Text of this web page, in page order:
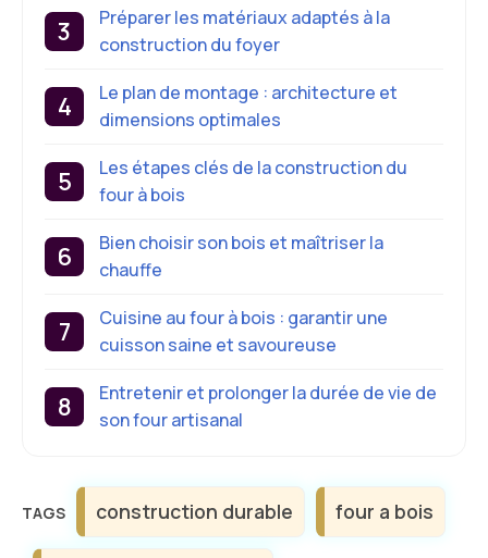
Préparer les matériaux adaptés à la
construction du foyer
Le plan de montage : architecture et
dimensions optimales
Les étapes clés de la construction du
four à bois
Bien choisir son bois et maîtriser la
chauffe
Cuisine au four à bois : garantir une
cuisson saine et savoureuse
Entretenir et prolonger la durée de vie de
son four artisanal
Étiquettes
construction durable four a bois